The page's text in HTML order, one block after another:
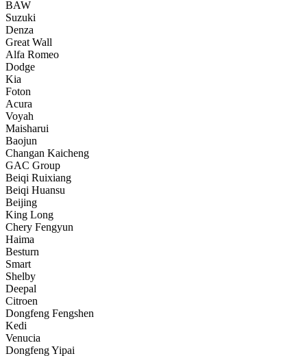
BAW
Suzuki
Denza
Great Wall
Alfa Romeo
Dodge
Kia
Foton
Acura
Voyah
Maisharui
Baojun
Changan Kaicheng
GAC Group
Beiqi Ruixiang
Beiqi Huansu
Beijing
King Long
Chery Fengyun
Haima
Besturn
Smart
Shelby
Deepal
Citroen
Dongfeng Fengshen
Kedi
Venucia
Dongfeng Yipai